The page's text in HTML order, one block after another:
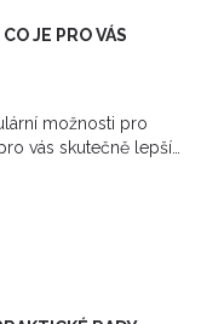
JE PRO VÁS
možnosti pro
vás skutečně lepší